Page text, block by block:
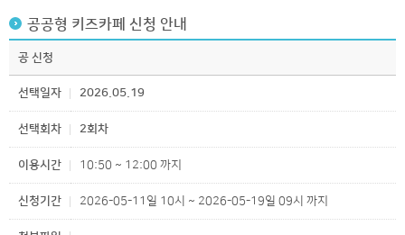
공공형 키즈카페 신청 안내
공 신청
선택일자 2026.05.19
선택회차 2회차
이용시간 10:50 ~ 12:00 까지
신청기간 2026-05-11일 10시 ~ 2026-05-19일 09시 까지